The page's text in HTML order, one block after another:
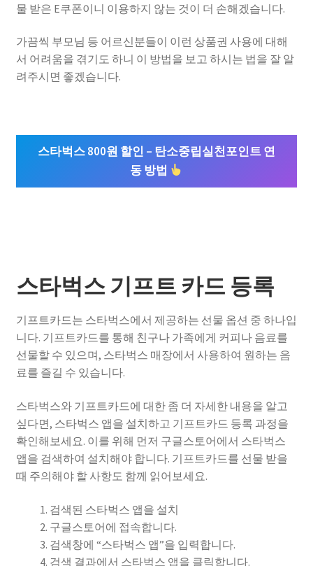
물 받은 E쿠폰이니 이용하지 않는 것이 더 손해겠습니다.
가끔씩 부모님 등 어르신분들이 이런 상품권 사용에 대해
서 어려움을 겪기도 하니 이 방법을 보고 하시는 법을 잘 알
려주시면 좋겠습니다.
스타벅스 800원 할인 – 탄소중립실천포인트 연
동 방법
스타벅스 기프트 카드 등록
기프트카드는 스타벅스에서 제공하는 선물 옵션 중 하나입
니다. 기프트카드를 통해 친구나 가족에게 커피나 음료를
선물할 수 있으며, 스타벅스 매장에서 사용하여 원하는 음
료를 즐길 수 있습니다.
스타벅스와 기프트카드에 대한 좀 더 자세한 내용을 알고
싶다면, 스타벅스 앱을 설치하고 기프트카드 등록 과정을
확인해보세요. 이를 위해 먼저 구글스토어에서 스타벅스
앱을 검색하여 설치해야 합니다. 기프트카드를 선물 받을
때 주의해야 할 사항도 함께 읽어보세요.
검색된 스타벅스 앱을 설치
구글스토어에 접속합니다.
검색창에 “스타벅스 앱”을 입력합니다.
검색 결과에서 스타벅스 앱을 클릭합니다.